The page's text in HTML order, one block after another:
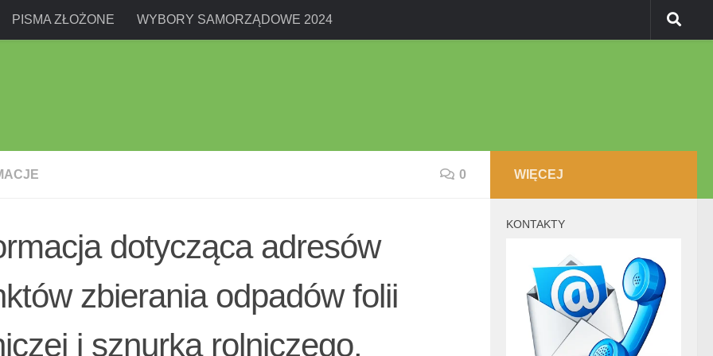
PISMA ZŁOŻONE WYBORY SAMORZĄDOWE 2024
0
dotycząca adresów
zbierania odpadów folii
i sznurka rolniczego.
WIĘCEJ
KONTAKTY